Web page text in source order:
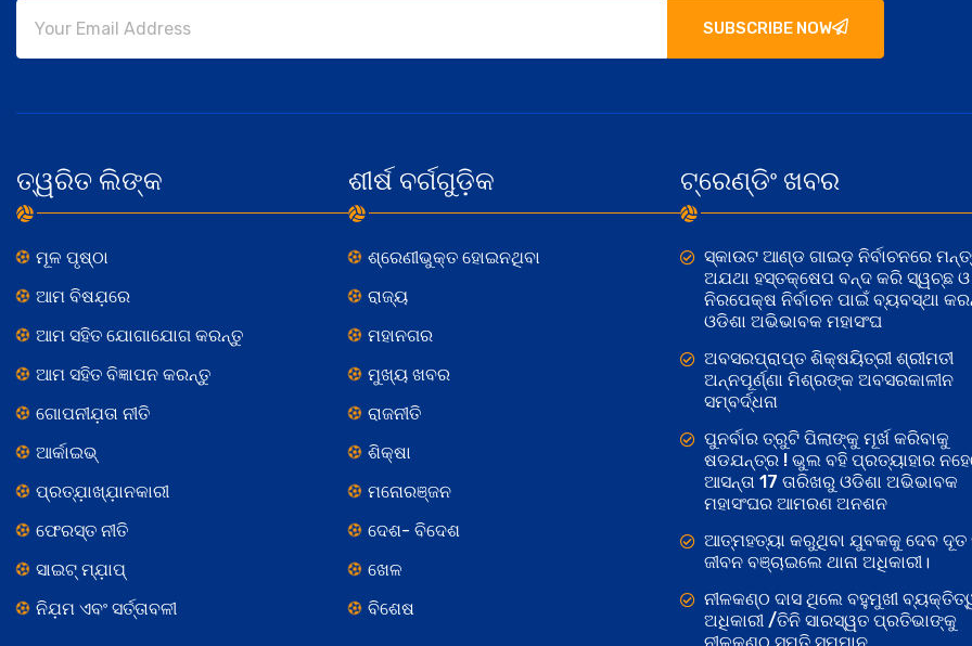
SUBSCRIBE NOW
ତ୍ୱରିତ ଲିଙ୍କ
ମୂଳ ପୃଷ୍ଠା
ଆମ ବିଷଯ଼ରେ
ଆମ ସହିତ ଯୋଗାଯୋଗ କରନ୍ତୁ
ଆମ ସହିତ ବିଜ୍ଞାପନ କରନ୍ତୁ
ଗୋପନୀଯ଼ତା ନୀତି
ଆର୍କାଇଭ୍
ପ୍ରତ୍ଯ଼ାଖ୍ଯ଼ାନକାରୀ
ଫେରସ୍ତ ନୀତି
ସାଇଟ୍ ମ୍ଯ଼ାପ୍
ନିଯ଼ମ ଏବଂ ସର୍ତ୍ତାବଳୀ
ଶୀର୍ଷ ବର୍ଗଗୁଡ଼ିକ
ଶ୍ରେଣୀଭୁକ୍ତ ହୋଇନଥିବା
ରାଜ୍ୟ
ମହାନଗର
ମୁଖ୍ୟ ଖବର
ରାଜନୀତି
ଶିକ୍ଷା
ମନୋରଞ୍ଜନ
ଦେଶ- ବିଦେଶ
ଖେଳ
ବିଶେଷ
ଟ୍ରେଣ୍ଡିଂ ଖବର
ସ୍କାଉଟ ଆଣ୍ଡ ଗାଇଡ଼ ନିର୍ବାଚନରେ
ଅଯଥା ହସ୍ତକ୍ଷେପ ବନ୍ଦ କରି ସ୍ୱଚ୍ଛ ଓ
ନିରପେକ୍ଷ ନିର୍ବାଚନ ପାଇଁ ବ୍ୟବସ୍ଥା
ଓଡିଶା ଅଭିଭାବକ ମହାସଂଘ
ଅବସରପ୍ରାପ୍ତ ଶିକ୍ଷୟିତ୍ରୀ ଶ୍ରୀମତୀ
ଅନ୍ନପୂର୍ଣ୍ଣା ମିଶ୍ରଙ୍କ ଅବସରକାଳୀନ
ସମ୍ବର୍ଦ୍ଧନା
ପୁନର୍ବାର ତ୍ରୁଟି ପିଲାଙ୍କୁ ମୂର୍ଖ କରିବାକୁ
ଷଡଯନ୍ତ୍ର ! ଭୁଲ ବହି ପ୍ରତ୍ୟାହାର
ଆସନ୍ତା 17 ତାରିଖରୁ ଓଡିଶା ଅଭିଭାବକ
ମହାସଂଘର ଆମରଣ ଅନଶନ
ଆତ୍ମହତ୍ୟା କରୁଥିବା ଯୁବକକୁ ଦେବ ଦୂତ
ଜୀବନ ବଞ୍ଚାଇଲେ ଥାନା ଅଧିକାରୀ।
ନୀଳକଣ୍ଠ ଦାସ ଥିଲେ ବହୁମୁଖୀ
ଅଧିକାରୀ /ତିନି ସାରସ୍ୱତ ପ୍ରତିଭାଙ୍କୁ
ନୀଳକଣ୍ଠ ସ୍ମୃତି ସମ୍ମାନ